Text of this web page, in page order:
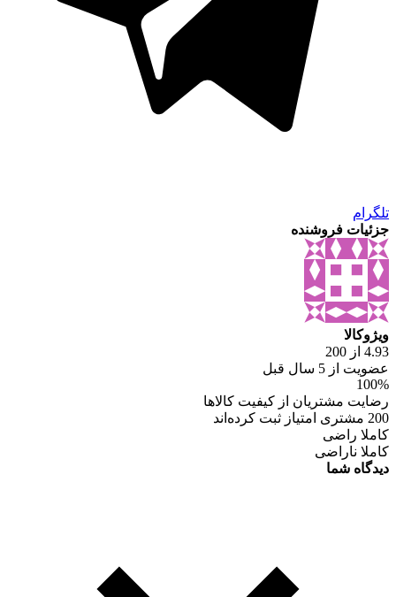
تلگرام
جزئیات فروشنده
ویژوکالا
4.93 از 200
عضویت از 5 سال قبل
100%
رضایت مشتریان از کیفیت کالاها
200 مشتری امتیاز ثبت کرده‌اند
کاملا راضی
کاملا ناراضی
دیدگاه شما